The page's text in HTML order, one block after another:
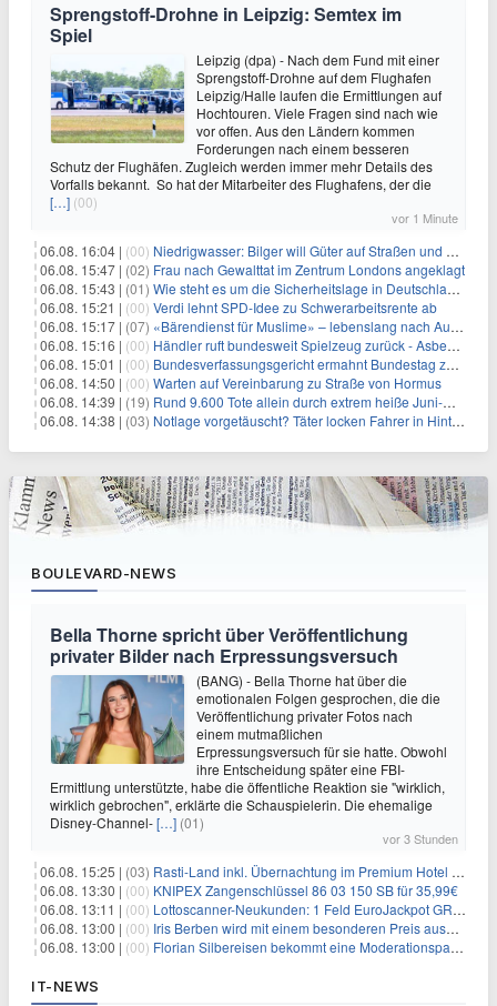
Sprengstoff-Drohne in Leipzig: Semtex im
Spiel
Leipzig (dpa) - Nach dem Fund mit einer
Sprengstoff-Drohne auf dem Flughafen
Leipzig/Halle laufen die Ermittlungen auf
Hochtouren. Viele Fragen sind nach wie
vor offen. Aus den Ländern kommen
Forderungen nach einem besseren
Schutz der Flughäfen. Zugleich werden immer mehr Details des
Vorfalls bekannt. So hat der Mitarbeiter des Flughafens, der die
[…] (00)
vor 1 Minute
06.08. 16:04 | (00) Niedrigwasser: Bilger will Güter auf Straßen und Schienen bringen
06.08. 15:47 | (02) Frau nach Gewalttat im Zentrum Londons angeklagt
06.08. 15:43 | (01) Wie steht es um die Sicherheitslage in Deutschland?
06.08. 15:21 | (00) Verdi lehnt SPD-Idee zu Schwerarbeitsrente ab
06.08. 15:17 | (07) «Bärendienst für Muslime» – lebenslang nach Auto-Anschlag
06.08. 15:16 | (00) Händler ruft bundesweit Spielzeug zurück - Asbestverdacht
06.08. 15:01 | (00) Bundesverfassungsgericht ermahnt Bundestag zu zügiger Wahlprüfung
06.08. 14:50 | (00) Warten auf Vereinbarung zu Straße von Hormus
06.08. 14:39 | (19) Rund 9.600 Tote allein durch extrem heiße Juni-Woche
06.08. 14:38 | (03) Notlage vorgetäuscht? Täter locken Fahrer in Hinterhalt
BOULEVARD-NEWS
Bella Thorne spricht über Veröffentlichung
privater Bilder nach Erpressungsversuch
(BANG) - Bella Thorne hat über die
emotionalen Folgen gesprochen, die die
Veröffentlichung privater Fotos nach
einem mutmaßlichen
Erpressungsversuch für sie hatte. Obwohl
ihre Entscheidung später eine FBI-
Ermittlung unterstützte, habe die öffentliche Reaktion sie "wirklich,
wirklich gebrochen", erklärte die Schauspielerin. Die ehemalige
Disney-Channel-[…] (01)
vor 3 Stunden
06.08. 15:25 | (03) Rasti-Land inkl. Übernachtung im Premium Hotel ab 69€ p.P.
06.08. 13:30 | (00) KNIPEX Zangenschlüssel 86 03 150 SB für 35,99€
06.08. 13:11 | (00) Lottoscanner-Neukunden: 1 Feld EuroJackpot GRATIS spielen
06.08. 13:00 | (00) Iris Berben wird mit einem besonderen Preis ausgezeichnet
06.08. 13:00 | (00) Florian Silbereisen bekommt eine Moderationspartnerin
IT-NEWS